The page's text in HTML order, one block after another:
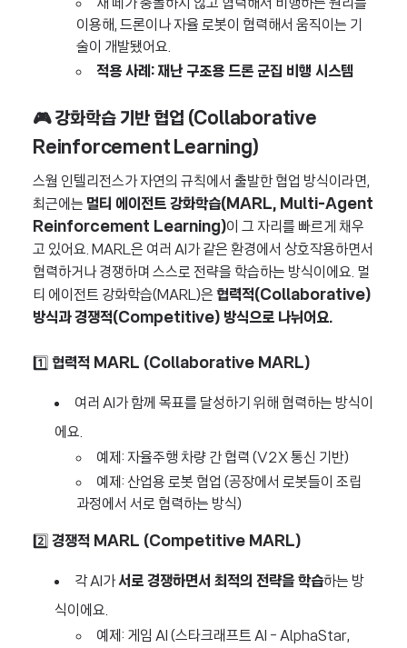
새 떼가 충돌하지 않고 협력해서 비행하는 원리를
이용해, 드론이나 자율 로봇이 협력해서 움직이는 기
술이 개발됐어요.
적용 사례: 재난 구조용 드론 군집 비행 시스템
🎮 강화학습 기반 협업 (Collaborative
Reinforcement Learning)
스웜 인텔리전스가 자연의 규칙에서 출발한 협업 방식이라면,
최근에는 멀티 에이전트 강화학습(MARL, Multi-Agent
Reinforcement Learning)이 그 자리를 빠르게 채우
고 있어요. MARL은 여러 AI가 같은 환경에서 상호작용하면서
협력하거나 경쟁하며 스스로 전략을 학습하는 방식이에요. 멀
티 에이전트 강화학습(MARL)은 협력적(Collaborative)
방식과 경쟁적(Competitive) 방식으로 나뉘어요.
1️⃣ 협력적 MARL (Collaborative MARL)
여러 AI가 함께 목표를 달성하기 위해 협력하는 방식이
에요.
예제: 자율주행 차량 간 협력 (V2X 통신 기반)
예제: 산업용 로봇 협업 (공장에서 로봇들이 조립
과정에서 서로 협력하는 방식)
2️⃣ 경쟁적 MARL (Competitive MARL)
각 AI가서로 경쟁하면서 최적의 전략을 학습하는 방
식이에요.
예제: 게임 AI (스타크래프트 AI - AlphaStar,